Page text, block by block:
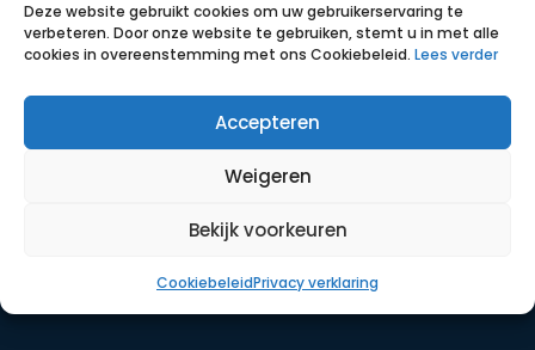
Deze website gebruikt cookies om uw gebruikerservaring te
verbeteren. Door onze website te gebruiken, stemt u in met alle
cookies in overeenstemming met ons Cookiebeleid. Lees verder
Accepteren
Weigeren
Bekijk voorkeuren
CookiebeleidPrivacy verklaring
Opdrachten
Werkwijze
Contact